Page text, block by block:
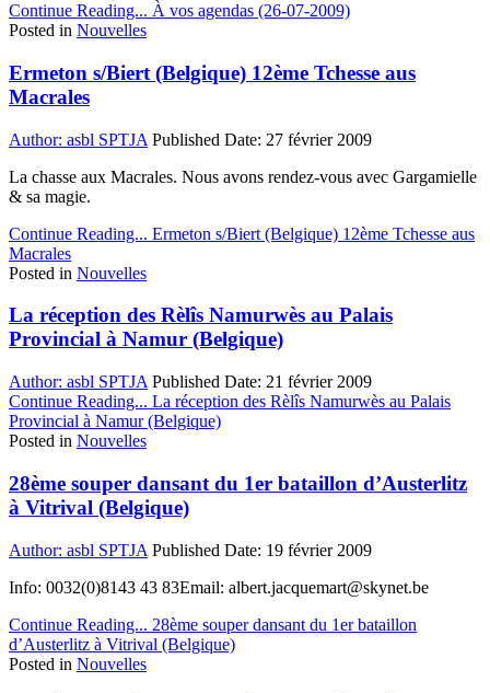
Continue Reading... À vos agendas (26-07-2009)
Posted in Nouvelles
Ermeton s/Biert (Belgique) 12ème Tchesse aus
Macrales
Author: asbl SPTJA Published Date: 27 février 2009
La chasse aux Macrales. Nous avons rendez-vous avec Gargamielle
& sa magie.
Continue Reading... Ermeton s/Biert (Belgique) 12ème Tchesse aus
Macrales
Posted in Nouvelles
La réception des Rèlîs Namurwès au Palais
Provincial à Namur (Belgique)
Author: asbl SPTJA Published Date: 21 février 2009
Continue Reading... La réception des Rèlîs Namurwès au Palais
Provincial à Namur (Belgique)
Posted in Nouvelles
28ème souper dansant du 1er bataillon d’Austerlitz
à Vitrival (Belgique)
Author: asbl SPTJA Published Date: 19 février 2009
Info: 0032(0)8143 43 83Email: albert.jacquemart@skynet.be
Continue Reading... 28ème souper dansant du 1er bataillon
d’Austerlitz à Vitrival (Belgique)
Posted in Nouvelles